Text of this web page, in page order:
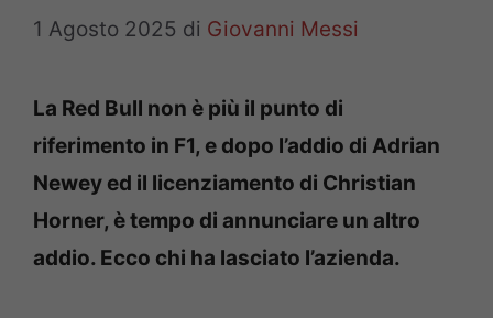
1 Agosto 2025 di Giovanni Messi
La Red Bull non è più il punto di
riferimento in F1, e dopo l’addio di Adrian
Newey ed il licenziamento di Christian
Horner, è tempo di annunciare un altro
addio. Ecco chi ha lasciato l’azienda.